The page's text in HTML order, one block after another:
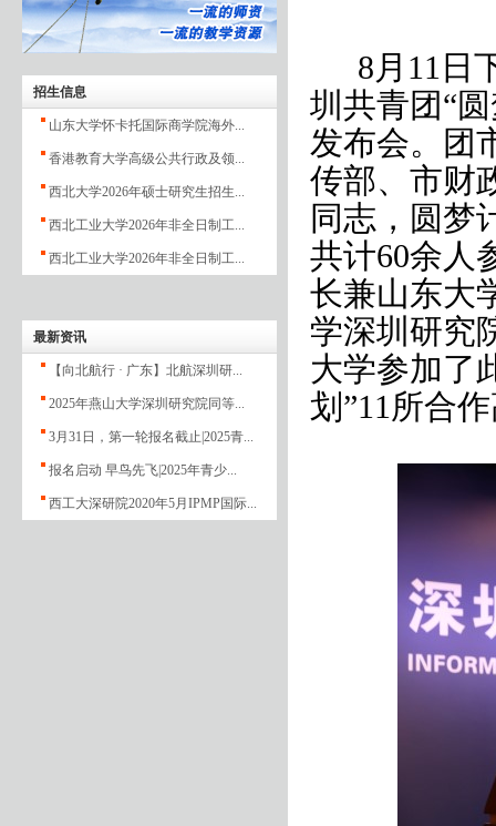
招生信息
山东大学怀卡托国际商学院海外...
香港教育大学高级公共行政及领...
西北大学2026年硕士研究生招生...
西北工业大学2026年非全日制工...
西北工业大学2026年非全日制工...
最新资讯
【向北航行 · 广东】北航深圳研...
2025年燕山大学深圳研究院同等...
3月31日，第一轮报名截止|2025青...
报名启动 早鸟先飞|2025年青少...
西工大深研院2020年5月IPMP国际...
8 月 11 日
圳共青团“
发布会。团
传部、市财
同志，圆梦
共计60余人
长兼山东大
学深圳研究
大学参加了
划”11 所合